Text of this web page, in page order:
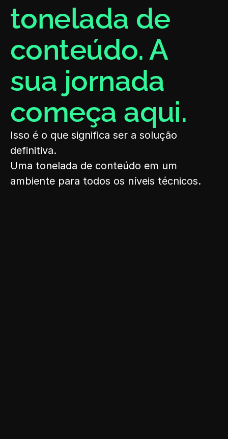
tonelada de
conteúdo. A
sua jornada
começa aqui.
Isso é o que significa ser a solução
definitiva.
Uma tonelada de conteúdo em um
ambiente para todos os níveis técnicos.